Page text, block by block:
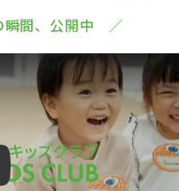
瞬間、公開中 ／